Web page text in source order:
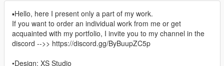
▪Hello, here I present only a part of my work.
If you want to order an individual work from me or get
acquainted with my portfolio, I invite you to my channel in the
discord -->> https://discord.gg/ByBuupZC5p
•Design: XS Studio